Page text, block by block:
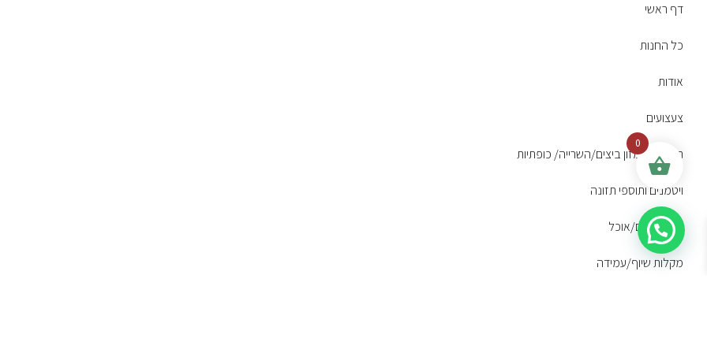
0
דף ראשי
כל החנות
אודות
צעצועים
תערובות/מזון ביצים/השרייה/ כופתיות
ויטמנים ותוספי תזונה
מתקני מים/אוכל
מקלות שיוף/עמידה